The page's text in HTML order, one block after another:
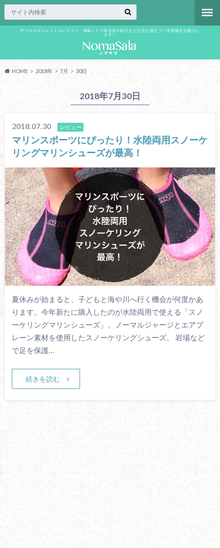
デジタルガジェットのレビュー、美味しくて唸る店の紹介など人生に役立つ一次情報をお届けし
ます！
HOME 2018年 7月 30日
2018年7月30日
2018.07.30 レビュー
マリンスポーツにぴったり！水陸両用スノーケ
リングマリンシューズが最高！
夏休みが始まると、子どもと海や川へ行く機会が何度かあ
ります。今年新たに購入したのが水陸両用で使える「スノ
ーケリングマリンシューズ」。ノーマルジャージとエアプ
レーン素材を使用したスノーケリングシューズ。 岩場など
で足を保護…
続きを読む